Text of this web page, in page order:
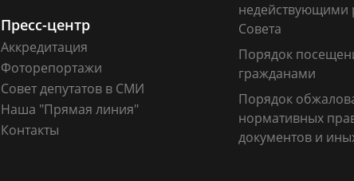
недействующими
Совета
Порядок
гражданами
Порядок
нормативных
документов и
Пресс-центр
Аккредитация
Фоторепортажи
Совет депутатов в СМИ
Наша "Прямая линия"
Контакты